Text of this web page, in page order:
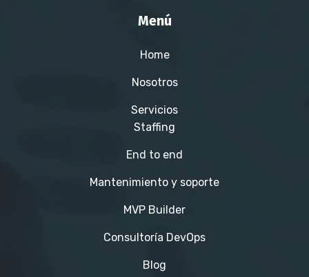
Menú
Home
Nosotros
Servicios
Staffing
End to end
Mantenimiento y soporte
MVP Builder
Consultoría DevOps
Blog